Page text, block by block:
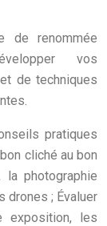
de renommée
vos
de techniques
pratiques
cliché au bon
la photographie
drones ; Évaluer
exposition, les